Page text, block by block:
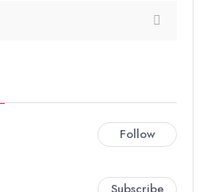
Follow